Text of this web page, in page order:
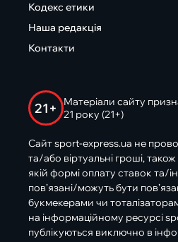
Кодекс етики
Наша редакція
Контакти
21+
Матеріали сайту
21 року (21+)
Сайт sport-express.ua не
та/або віртуальні гроші,
якій формі оплату ставок та/
пов’язані/можуть бути
букмекерами чи
на інформаційному ресурсі
публікуються виключно в